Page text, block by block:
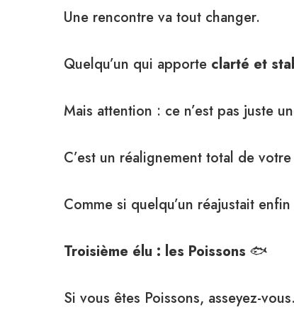
Une rencontre va tout changer.
Quelqu’un qui apporte clarté et
Mais attention : ce n’est pas juste
C’est un réalignement total de
Comme si quelqu’un réajustait
Troisième élu : les Poissons 🐟
Si vous êtes Poissons, asseyez-vous.